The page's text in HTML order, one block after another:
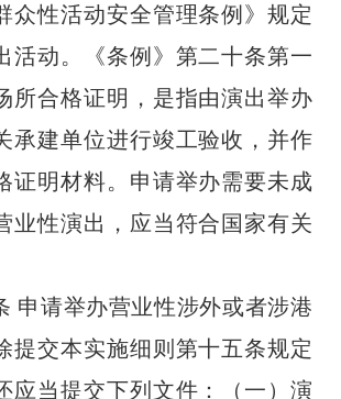
众性活动安全管理条例》规定
活动。《条例》第二十条第一
所合格证明，是指由演出举办
承建单位进行竣工验收，并作
证明材料。申请举办需要未成
业性演出，应当符合国家有关
申请举办营业性涉外或者涉港
提交本实施细则第十五条规定
应当提交下列文件：（一）演